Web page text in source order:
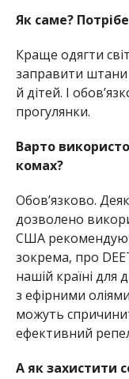
Як саме?
Краще одягти
заправити
й дітей. І
прогулянки.
Варто
комах?
Обовʼязково.
дозволено
США
зокрема, про
нашій країні для
з ефірними
можуть
ефективний
А як захистити